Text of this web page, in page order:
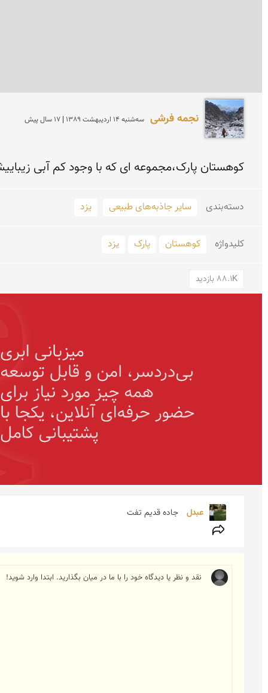
نجمه فرشی سه‌شنبه 14 ارديبهشت 1389 | 17 سال پیش
کوهستان پارک،مجموعه ای که با وجود کم آبی
دسته‌بندی سایر جاذبه‌های طبیعی یزد
کلید‌واژه کوهستان پارک یزد
88.1K بازدید
عبدل جاده قدیم تفت